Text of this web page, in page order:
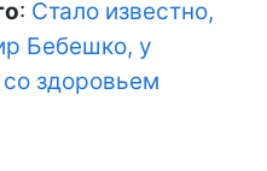
: Стало известно,
Бебешко, у
здоровьем